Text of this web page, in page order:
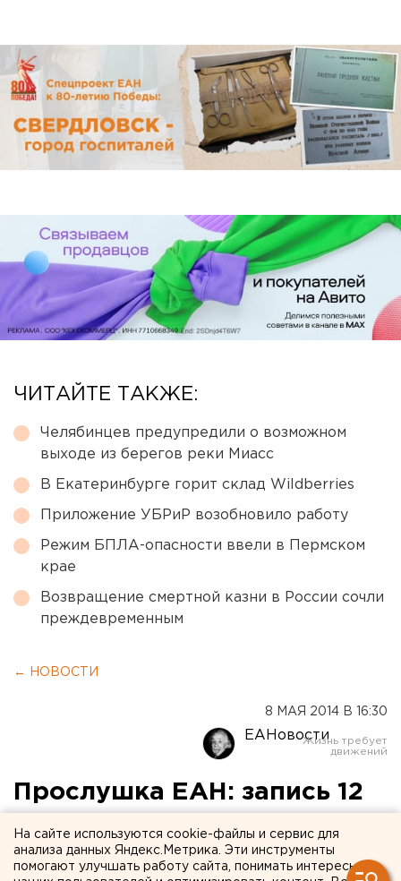
ЧИТАЙТЕ ТАКЖЕ:
Челябинцев предупредили о возможном
выходе из берегов реки Миасс
В Екатеринбурге горит склад Wildberries
Приложение УБРиР возобновило работу
Режим БПЛА-опасности ввели в Пермском
крае
Возвращение смертной казни в России сочли
преждевременным
← НОВОСТИ
8 МАЯ 2014 В 16:30
ЕАНовости
Прослушка ЕАН: запись 12
Агентство ЕАН продолжает знакомить вас со
слухами и версиями самых актуальных событий в
На сайте используются cookie-файлы и сервис для
анализа данных Яндекс.Метрика. Эти инструменты
помогают улучшать работу сайта, понимать интересы